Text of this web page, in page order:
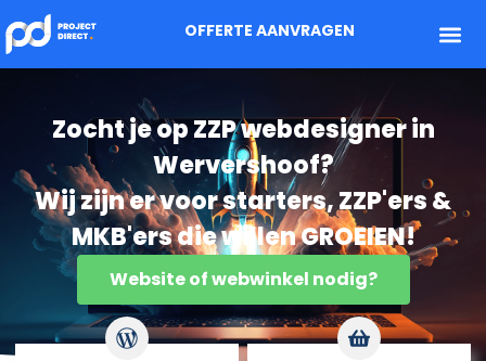
OFFERTE AANVRAGEN
Zocht je op ZZP webdesigner in
Wervershoof?
Wij zijn er voor starters, ZZP'ers &
MKB'ers die willen GROEIEN!
Website of webwinkel nodig?